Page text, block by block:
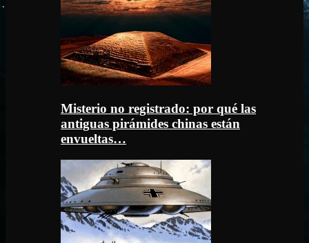
Misterio no registrado: por qué las
antiguas pirámides chinas están
envueltas…